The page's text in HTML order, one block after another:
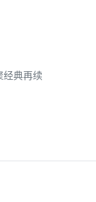
经典再续